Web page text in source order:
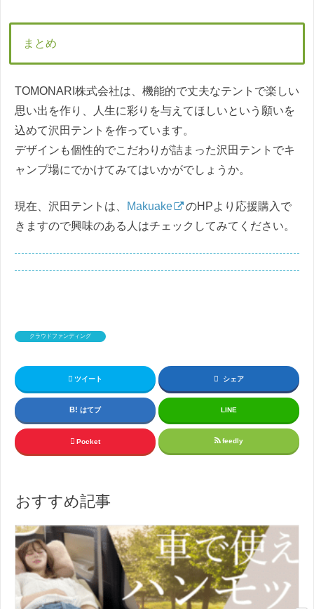
まとめ
TOMONARI株式会社は、機能的で丈夫なテントで楽しい
思い出を作り、人生に彩りを与えてほしいという願いを
込めて沢田テントを作っています。
デザインも個性的でこだわりが詰まった沢田テントでキ
ャンプ場にでかけてみてはいかがでしょうか。
現在、沢田テントは、 Makuake
のHPより応援購入で
きますので興味のある人はチェックしてみてください。
クラウドファンディング
ツイート シェア
はてブ LINE
Pocket feedly
おすすめ記事